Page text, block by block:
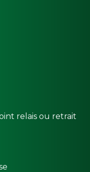
relais ou retrait